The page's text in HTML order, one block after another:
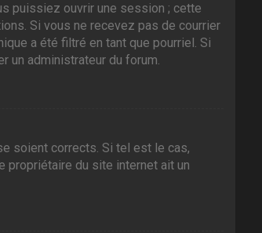
puissiez ouvrir une session ; cette
Si vous ne recevez pas de courrier
a été filtré en tant que pourriel. Si
un administrateur du forum.
soient corrects. Si tel est le cas,
propriétaire du site internet ait un